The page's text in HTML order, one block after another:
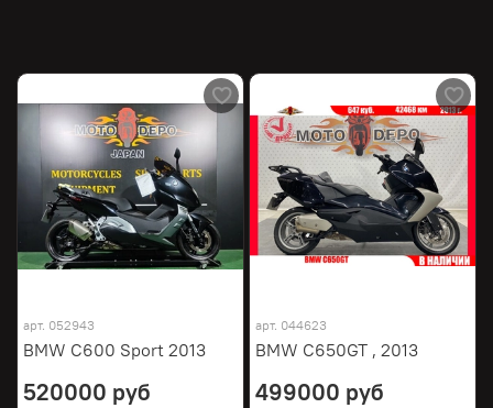
арт. 052943
BMW C600 Sport 2013
520000 руб
арт. 044623
BMW C650GT , 2013
499000 руб